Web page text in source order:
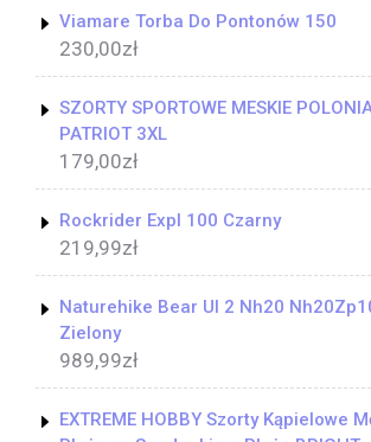
Viamare Torba Do Pontonów 150
230,00zł
SZORTY SPORTOWE MESKIE
PATRIOT 3XL
179,00zł
Rockrider Expl 100 Czarny
219,99zł
Naturehike Bear Ul 2 Nh20
Zielony
989,99zł
EXTREME HOBBY Szorty Kąpielowe